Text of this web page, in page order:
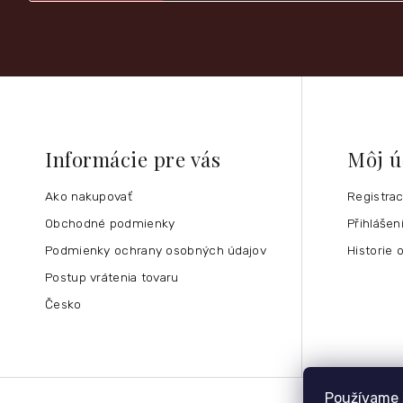
Informácie pre vás
Ako nakupovať
Obchodné podmienky
Podmienky ochrany osobných údajov
Postup vrátenia tovaru
Česko
Môj
Přihlášení
Historie